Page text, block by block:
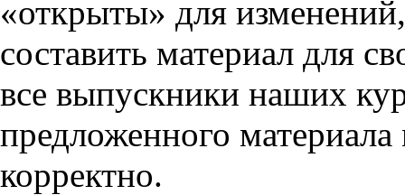
«открыты» для
составить материал для
все выпускники наших
предложенного
корректно.